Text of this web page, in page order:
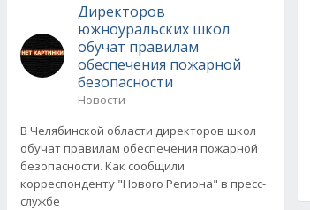
Директоров
южноуральских школ
обучат правилам
обеспечения пожарной
безопасности
Новости
В Челябинской области директоров школ
обучат правилам обеспечения пожарной
безопасности. Как сообщили
корреспонденту "Нового Региона" в пресс-
службе